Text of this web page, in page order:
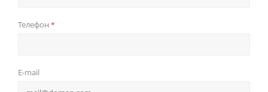
Телефон *
E-mail